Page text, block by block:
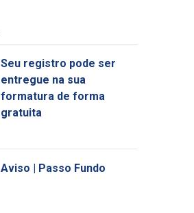
Seu registro pode ser
entregue na sua
formatura de forma
gratuita
Aviso | Passo Fundo